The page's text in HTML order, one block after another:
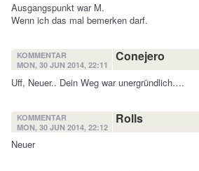
Ausgangspunkt war M.
Wenn ich das mal bemerken darf.
KOMMENTAR
MON, 30 JUN 2014, 22:11
Conejero
Uff, Neuer.. Dein Weg war unergründlich….
KOMMENTAR
MON, 30 JUN 2014, 22:12
Rolls
Neuer